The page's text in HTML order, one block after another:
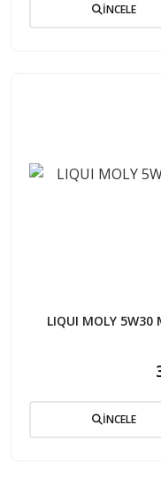
İNCELE
LIQUI MOLY
İNCELE